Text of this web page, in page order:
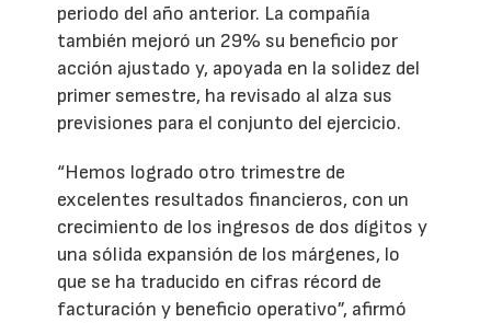
periodo del año anterior. La compañía
también mejoró un 29% su beneficio por
acción ajustado y, apoyada en la solidez del
primer semestre, ha revisado al alza sus
previsiones para el conjunto del ejercicio.
“Hemos logrado otro trimestre de
excelentes resultados financieros, con un
crecimiento de los ingresos de dos dígitos y
una sólida expansión de los márgenes, lo
que se ha traducido en cifras récord de
facturación y beneficio operativo”, afirmó